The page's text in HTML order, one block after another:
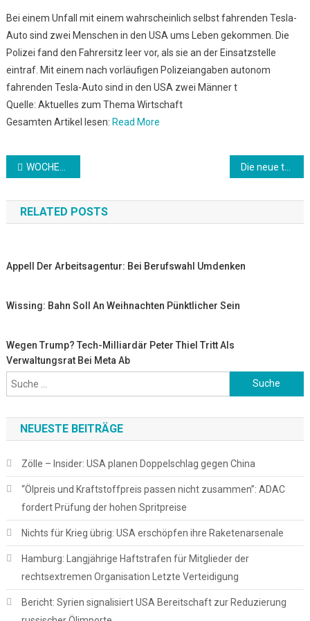
Bei einem Unfall mit einem wahrscheinlich selbst fahrenden Tesla-
Auto sind zwei Menschen in den USA ums Leben gekommen. Die
Polizei fand den Fahrersitz leer vor, als sie an der Einsatzstelle
eintraf. Mit einem nach vorläufigen Polizeiangaben autonom
fahrenden Tesla-Auto sind in den USA zwei Männer t
Quelle: Aktuelles zum Thema Wirtschaft
Gesamten Artikel lesen: Read More
Beitrags-
Navigation
WOCHENAUSBLICK: Experten machen Hoffnung auf weitere Dax-Rekorde Die neue ta: Mallorca-Veranstalter ziehen Oster-Bilanz
RELATED POSTS
Appell Der Arbeitsagentur: Bei Berufswahl Umdenken
Wissing: Bahn Soll An Weihnachten Pünktlicher Sein
Wegen Trump? Tech-Milliardär Peter Thiel Tritt Als
Verwaltungsrat Bei Meta Ab
Suche
nach:
NEUESTE BEITRÄGE
Zölle – Insider: USA planen Doppelschlag gegen China
“Ölpreis und Kraftstoffpreis passen nicht zusammen”: ADAC
fordert Prüfung der hohen Spritpreise
Nichts für Krieg übrig: USA erschöpfen ihre Raketenarsenale
Hamburg: Langjährige Haftstrafen für Mitglieder der
rechtsextremen Organisation Letzte Verteidigung
Bericht: Syrien signalisiert USA Bereitschaft zur Reduzierung